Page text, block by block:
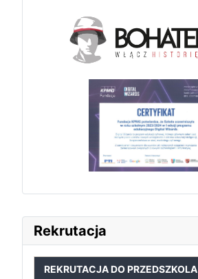
Rekrutacja
REKRUTACJA DO PRZEDSZKOLA